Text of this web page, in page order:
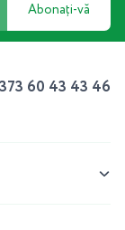
Abonați-vă
60 43 43 46